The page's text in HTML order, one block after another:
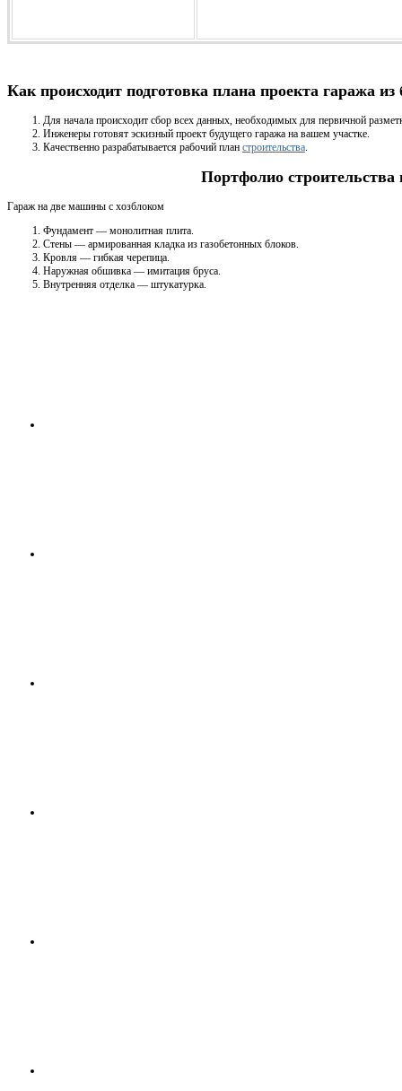
Как происходит подготовка плана проекта гаража из
Для начала происходит сбор всех данных, необходимых для первичной
Инженеры готовят эскизный проект будущего гаража на вашем участке.
Качественно разрабатывается рабочий план строительства.
Портфолио строительства
Гараж на две машины с хозблоком
Фундамент — монолитная плита.
Стены — армированная кладка из газобетонных блоков.
Кровля — гибкая черепица.
Наружная обшивка — имитация бруса.
Внутренняя отделка — штукатурка.